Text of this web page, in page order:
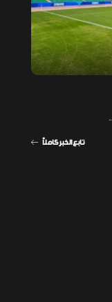
تابع الخبر كاملاً